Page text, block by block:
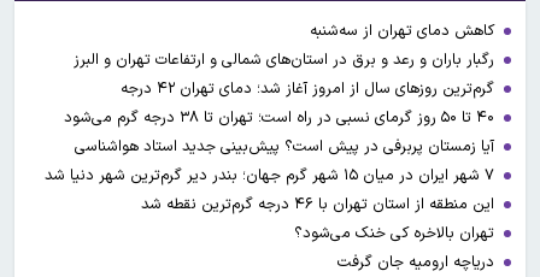
کاهش دمای تهران از سه‌شنبه
رگبار باران و رعد و برق در استان‌های شمالی و ارتفاعات تهران و البرز
گرم‌ترین روزهای سال از امروز آغاز شد؛ دمای تهران ۴۲ درجه
آیا زمستان پربرفی در پیش است؟ پیش‌بینی جدید استاد هواشناسی
این منطقه از استان تهران با ۴۶ درجه گرم‌ترین نقطه شد
تهران بالاخره کی خنک می‌شود؟
دریاچه ارومیه جان گرفت